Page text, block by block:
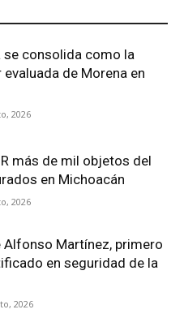
se consolida como la
de Morena en
2026
más de mil objetos del
en Michoacán
2026
Alfonso Martínez, primero
en seguridad de la
2026